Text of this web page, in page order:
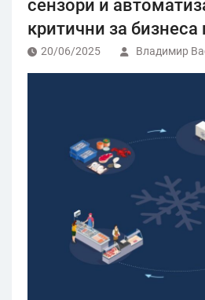
сензори и
критични за бизнеса
20/06/2025 Владимир